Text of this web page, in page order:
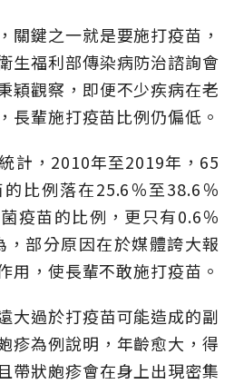
關鍵之一就是要施打疫苗，
生福利部傳染病防治諮詢會
穎觀察，即便不少疾病在老
長輩施打疫苗比例仍偏低。
計，2010年至2019年，65
比例落在25.6％至38.6％
疫苗的比例，更只有0.6％
部分原因在於媒體誇大報
用，使長輩不敢施打疫苗。
大過於打疫苗可能造成的副
疹為例說明，年齡愈大，得
帶狀皰疹會在身上出現密集